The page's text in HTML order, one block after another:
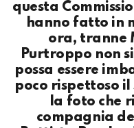
questa
hanno fatto in
ora, tranne
Purtroppo non
possa essere
poco rispettoso
la foto che
compagnia